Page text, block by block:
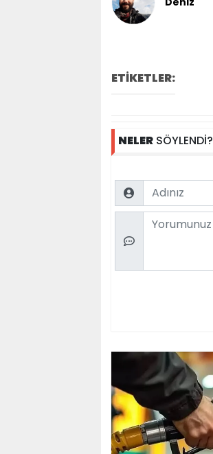
ETİKETLER:
NELER SÖYLENDİ?
Name
Comment